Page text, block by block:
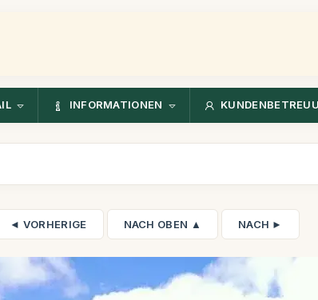
INFORMATIONEN
◄ VORHERIGE NACH OBEN ▲ NACH ►